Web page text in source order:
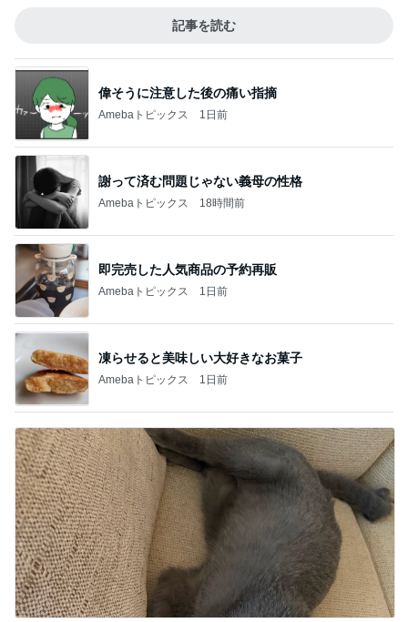
記事を読む
偉そうに注意した後の痛い指摘
Amebaトピックス 1日前
謝って済む問題じゃない義母の性格
Amebaトピックス 18時間前
即完売した人気商品の予約再販
Amebaトピックス 1日前
凍らせると美味しい大好きなお菓子
Amebaトピックス 1日前